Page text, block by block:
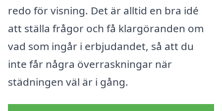
redo för visning. Det är alltid en bra idé
att ställa frågor och få klargöranden om
vad som ingår i erbjudandet, så att du
inte får några överraskningar när
städningen väl är i gång.